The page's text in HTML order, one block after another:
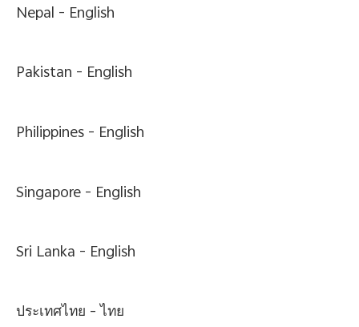
Nepal - English
Pakistan - English
Philippines - English
Singapore - English
Sri Lanka - English
ประเทศไทย -ไทย